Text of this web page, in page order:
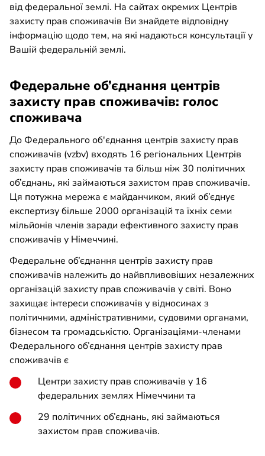
від федеральної землі. На сайтах окремих Центрів
захисту прав споживачів Ви знайдете відповідну
інформацію щодо тем, на які надаються консультації у
Вашій федеральній землі.
Федеральне об’єднання центрів
захисту прав споживачів: голос
споживача
До Федерального об'єднання центрів захисту прав
споживачів (vzbv) входять 16 регіональних Центрів
захисту прав споживачів та більш ніж 30 політичних
об’єднань, які займаються захистом прав споживачів.
Ця потужна мережа є майданчиком, який об’єднує
експертизу більше 2000 організацій та їхніх семи
мільйонів членів заради ефективного захисту прав
споживачів у Німеччині.
Федеральне об’єднання центрів захисту прав
споживачів належить до найвпливовіших незалежних
організацій захисту прав споживачів у світі. Воно
захищає інтереси споживачів у відносинах з
політичними, адміністративними, судовими органами,
бізнесом та громадськістю. Організаціями-членами
Федерального об’єднання центрів захисту прав
споживачів є
Центри захисту прав споживачів у 16
федеральних землях Німеччини та
29 політичних об’єднань, які займаються
захистом прав споживачів.